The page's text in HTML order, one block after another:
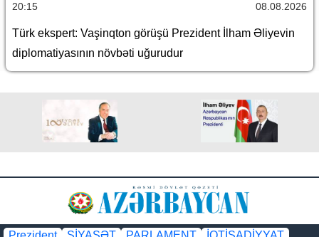
20:15 08.08.2026
Türk ekspert: Vaşinqton görüşü Prezident İlham Əliyevin
diplomatiyasının növbəti uğurudur